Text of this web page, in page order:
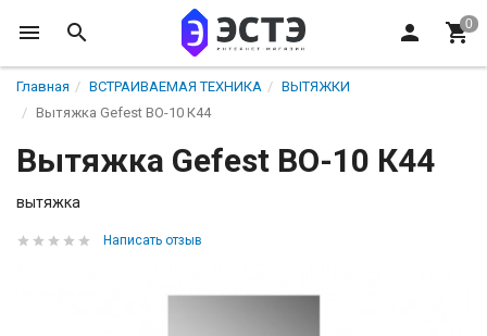
Главная ВСТРАИВАЕМАЯ ТЕХНИКА
ВЫТЯЖКИ
Вытяжка Gefest ВО-10 К44
Вытяжка Gefest ВО-10 К44
вытяжка
Написать отзыв